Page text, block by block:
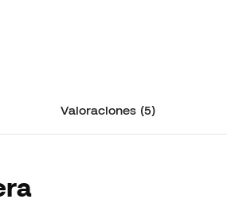
Valoraciones (5)